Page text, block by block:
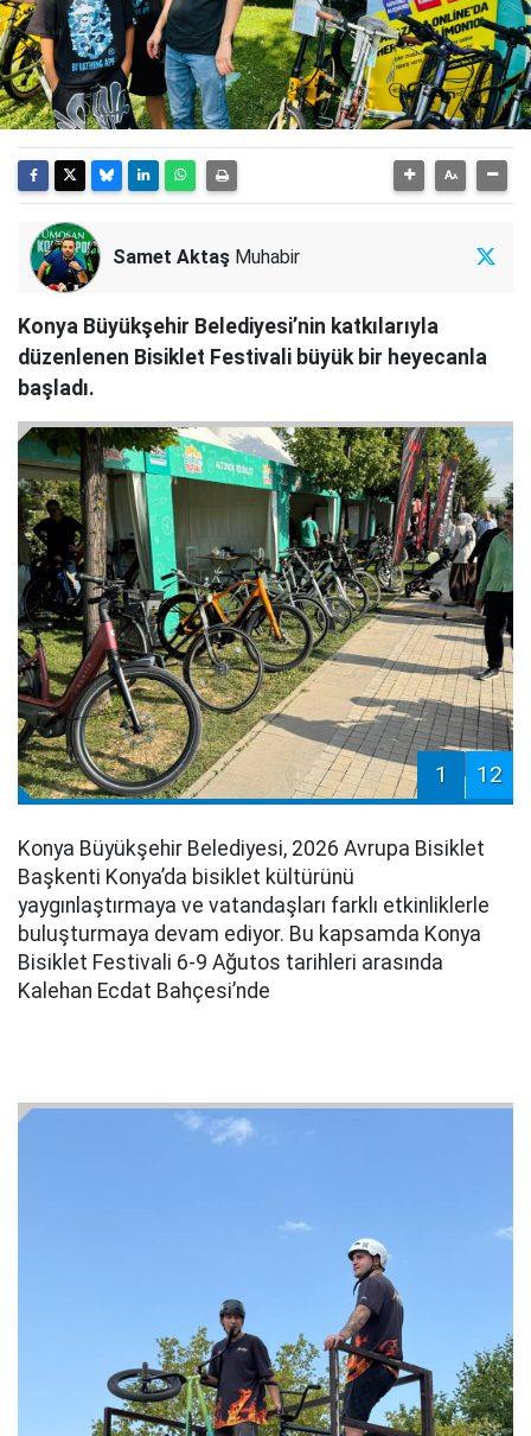
Samet Aktaş Muhabir
Konya Büyükşehir Belediyesi’nin katkılarıyla
düzenlenen Bisiklet Festivali büyük bir heyecanla
başladı.
1 12
Konya Büyükşehir Belediyesi, 2026 Avrupa Bisiklet
Başkenti Konya’da bisiklet kültürünü
yaygınlaştırmaya ve vatandaşları farklı etkinliklerle
buluşturmaya devam ediyor. Bu kapsamda Konya
Bisiklet Festivali 6-9 Ağutos tarihleri arasında
Kalehan Ecdat Bahçesi’nde